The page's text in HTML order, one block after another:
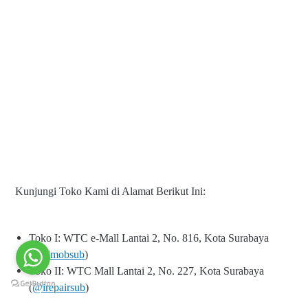
Kunjungi Toko Kami di Alamat Berikut Ini:
Toko I: WTC e-Mall Lantai 2, No. 816, Kota Surabaya
( @elmobsub)
Toko II: WTC Mall Lantai 2, No. 227, Kota Surabaya
(@irepairsub)